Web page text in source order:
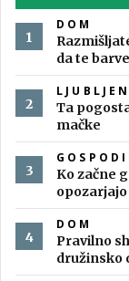
DOM
da te
Ta
mačke
Ko začne
DOM
Pravilno
družinsko